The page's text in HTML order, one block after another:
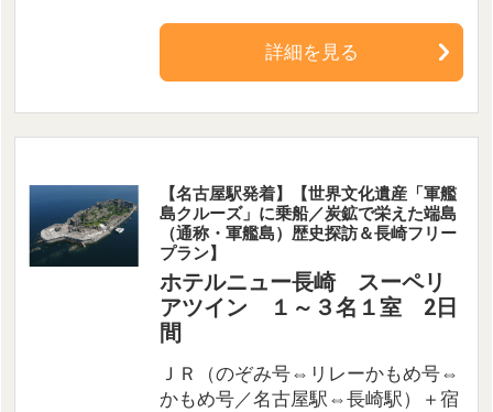
詳細を見る
【名古屋駅発着】【世界文化遺産「軍艦
島クルーズ」に乗船／炭鉱で栄えた端島
（通称・軍艦島）歴史探訪＆長崎フリー
プラン】
ホテルニュー長崎 スーペリ
アツイン １～３名１室 2日
間
ＪＲ（のぞみ号⇔リレーかもめ号⇔
かもめ号／名古屋駅⇔長崎駅）＋宿